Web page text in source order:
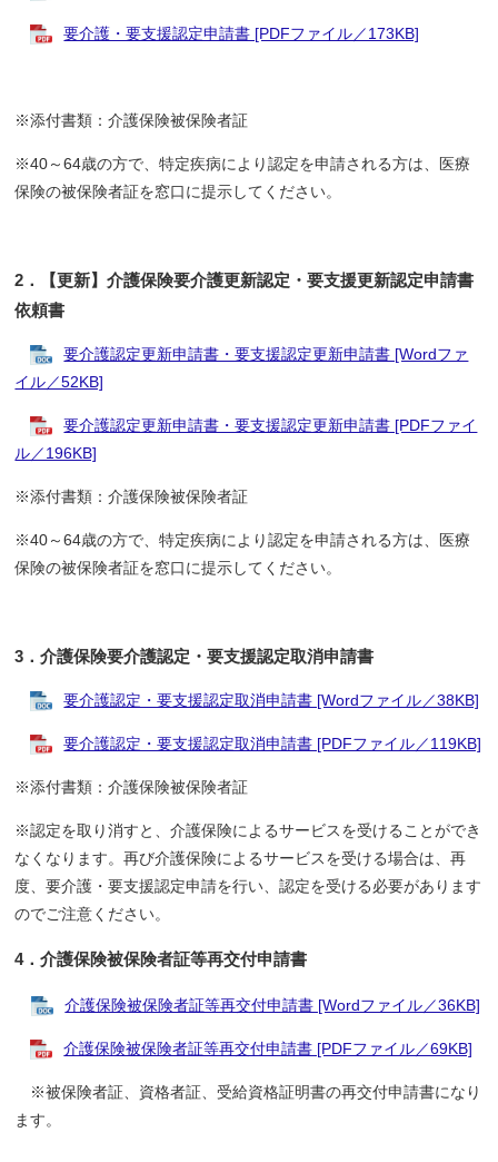
要介護・要支援認定申請書 [PDFファイル／173KB]
※添付書類：介護保険被保険者証
※40～64歳の方で、特定疾病により認定を申請される方は、医療
保険の被保険者証を窓口に提示してください。
2．
【更新】介護保険要介護更新認定・要支援更新認定申請書
依頼書
要介護認定更新申請書・要支援認定更新申請書 [Wordファ
イル／52KB]
要介護認定更新申請書・要支援認定更新申請書 [PDFファイ
ル／196KB]
※添付書類：介護保険被保険者証
※40～64歳の方で、特定疾病により認定を申請される方は、医療
保険の被保険者証を窓口に提示してください。
3．介護保険要介護認定・要支援認定取消申請書
要介護認定・要支援認定取消申請書 [Wordファイル／38KB]
要介護認定・要支援認定取消申請書 [PDFファイル／119KB]
※添付書類：介護保険被保険者証
※認定を取り消すと、介護保険によるサービスを受けることができ
なくなります。再び介護保険によるサービスを受ける場合は、再
度、要介護・要支援認定申請を行い、認定を受ける必要があります
のでご注意ください。
4．介護保険被保険者証等再交付申請書
介護保険被保険者証等再交付申請書 [Wordファイル／36KB]
介護保険被保険者証等再交付申請書 [PDFファイル／69KB]
※被保険者証、資格者証、受給資格証明書の再交付申請書になり
ます。